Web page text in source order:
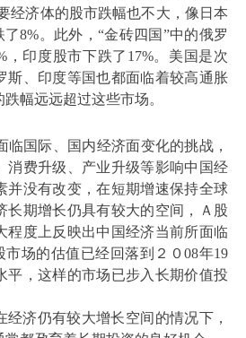
经济体的股市跌幅也不大，像日本
了8%。此外，“金砖四国”中的俄罗
，印度股市下跌了 17%。美国是次
斯、印度等国也都面临着较高通胀
幅远远超过这些市场。
临国际、国内经济面变化的挑战，
消费升级、产业升级等影响中国经
并没有改变，在短期增速保持全球
长期增长仍具有较大的空间，Ａ股
程度上反映出中国经济当前所面临
市场的估值已经回落到２０08年19
平，这样的市场已步入长期价值投
经济仍有较大增长空间的情况下，